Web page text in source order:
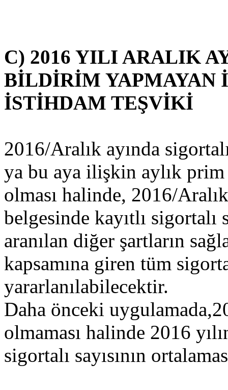
C) 2016 YILI ARALIK
BİLDİRİM YAPMAYAN
İSTİHDAM TEŞVİKİ
2016/Aralık ayında
ya bu aya ilişkin aylık
olması halinde, 2016/
belgesinde kayıtlı sigortalı
aranılan diğer şartların
kapsamına giren tüm
yararlanılabilecektir.
Daha önceki
olmaması halinde 2016
sigortalı sayısının